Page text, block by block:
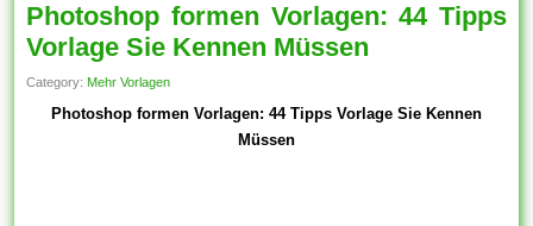
Photoshop formen Vorlagen: 44 Tipps
Vorlage Sie Kennen Müssen
Category: Mehr Vorlagen
Photoshop formen Vorlagen: 44 Tipps Vorlage Sie Kennen
Müssen